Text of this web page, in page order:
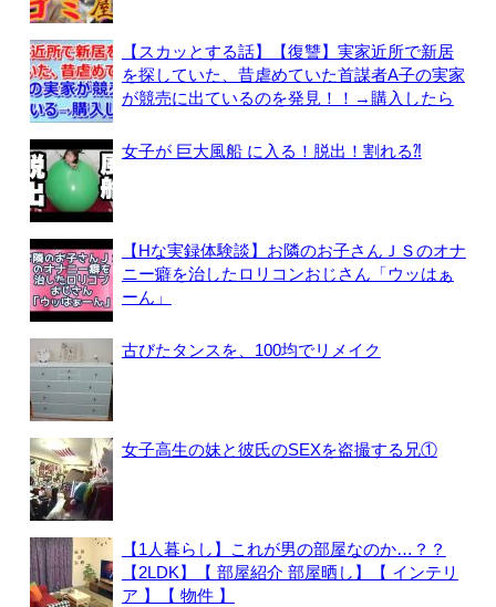
【スカッとする話】【復讐】実家近所で新居
を探していた、昔虐めていた首謀者A子の実家
が競売に出ているのを発見！！→購入したら
女子が 巨大風船 に入る！脱出！割れる⁈
【Hな実録体験談】お隣のお子さんＪＳのオナ
ニー癖を治したロリコンおじさん「ウッはぁ
ーん」
古びたタンスを、100均でリメイク
女子高生の妹と彼氏のSEXを盗撮する兄①
【1人暮らし】これが男の部屋なのか…？？
【2LDK】【 部屋紹介 部屋晒し】【 インテリ
ア 】【 物件 】